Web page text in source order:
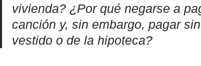
vivienda? ¿Por qué negarse a
canción y, sin embargo, pagar
vestido o de la hipoteca?